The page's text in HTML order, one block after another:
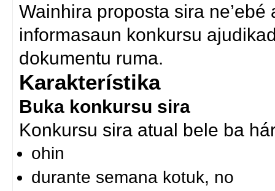
Wainhira proposta sira
informasaun konkursu
dokumentu ruma.
Karakterístika
Buka konkursu sira
Konkursu sira atual bele ba
ohin
durante semana kotuk, no